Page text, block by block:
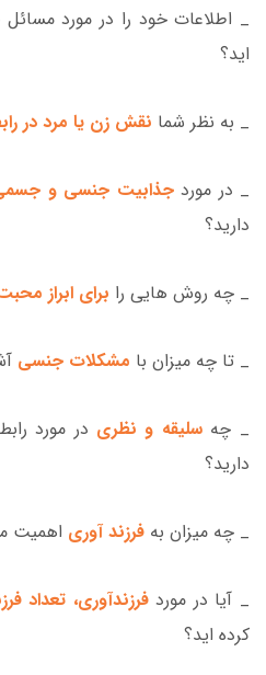
_ اطلاعات خود را در مورد
اید؟
_ به نظر شما نقش زن یا مرد در
_ در مورد جذابیت جنسی و
دارید؟
_ چه روش هایی را برای ابراز
_ تا چه میزان با مشکلات جنسی
_ چه سلیقه و نظری در مورد
دارید؟
_ چه میزان به فرزند آوری اهمیت
_ آیا در مورد فرزندآوری، تعداد
کرده اید؟